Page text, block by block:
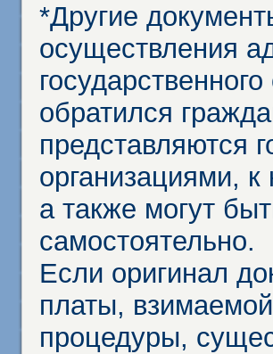
*Другие
осуществления
обратился
представляются
организациями,
а также могут
самостоятельно.
Если оригинал
платы,
процедуры,